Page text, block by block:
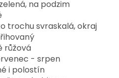
na podzim
trochu svraskalá, okraj
růžová
- srpen
i polostín